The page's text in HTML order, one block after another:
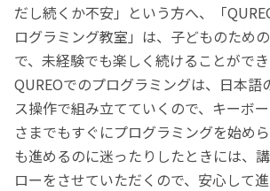
だし続くか不安」という方へ、「
ログラミング教室」は、子どものため
で、未経験でも楽しく続けることができ
QUREOでのプログラミングは、日本語
ス操作で組み立てていくので、キーボ
さまでもすぐにプログラミングを始め
も進めるのに迷ったりしたときには、
ローをさせていただくので、安心して